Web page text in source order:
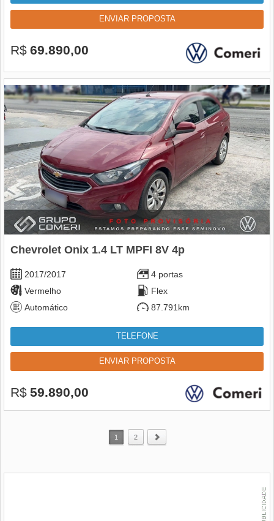
ENVIAR PROPOSTA
R$ 69.890,00
Chevrolet Onix 1.4 LT MPFI 8V 4p
2017/2017
4 portas
Vermelho
Flex
Automático
87.791km
TELEFONE
ENVIAR PROPOSTA
R$ 59.890,00
1 2